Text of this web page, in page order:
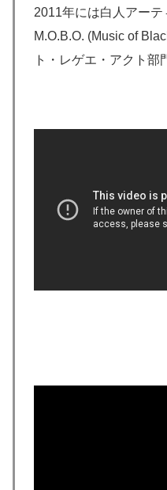
2011年には白人アー
M.O.B.O. (Music of
ト・レゲエ・アクト部